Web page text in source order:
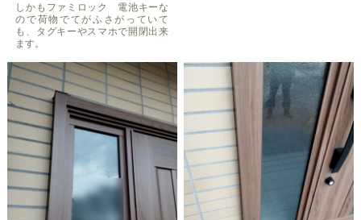
しかもファミロック 電池キーな
ので荷物でてがふさがっていて
も、タグキーやスマホで開閉出来
ます。